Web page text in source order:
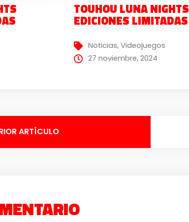
TOUHOU LUNA NIGHTS
EDICIONES LIMITADAS
Noticias, Videojuegos
27 noviembre, 2024
ARTÍCULO